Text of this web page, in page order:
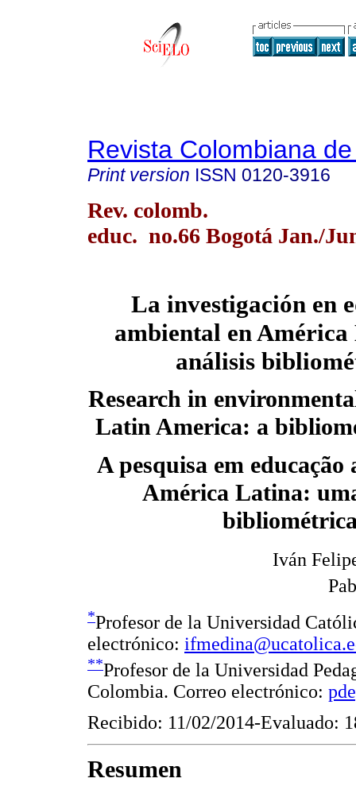
Revista Colombiana
Print version ISSN 0120-3916
Rev. colomb.
educ. no.66 Bogotá Jan./
La investigación en
ambiental en
análisis
Research in
Latin America: a
A pesquisa em
América Latina:
Iván
*Profesor de la Universidad
electrónico:
**Profesor de la Universidad
Colombia. Correo electrónico:
Recibido: 11/02/2014-Evaluado:
Resumen